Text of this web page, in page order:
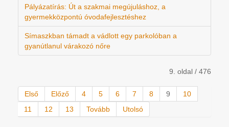
Pályázatírás: Út a szakmai megújuláshoz, a
gyermekközpontú óvodafejlesztéshez
Símaszkban támadt a vádlott egy parkolóban a
gyanútlanul várakozó nőre
9. oldal / 476
Első Előző 4 5 6 7 8 9
10
11
12 13 Tovább Utolsó